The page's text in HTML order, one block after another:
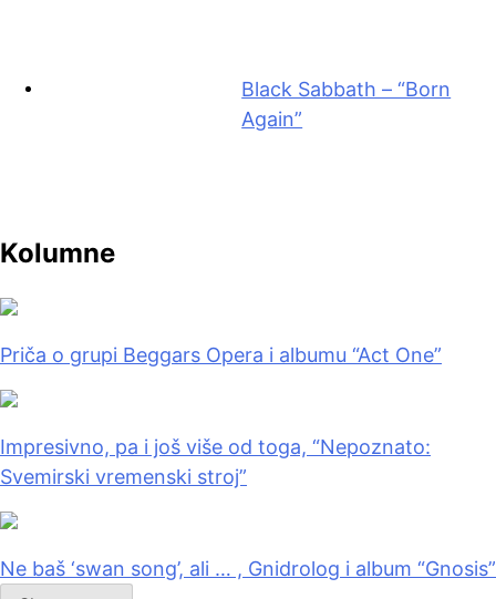
Black Sabbath – “Born
Again”
Kolumne
Priča o grupi Beggars Opera i albumu “Act One”
Impresivno, pa i još više od toga, “Nepoznato:
Svemirski vremenski stroj”
Ne baš ‘swan song’, ali … , Gnidrolog i album “Gnosis”